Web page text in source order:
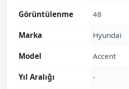
Görüntülenme 48
Marka Hyundai
Model Accent
Yıl Aralığı -